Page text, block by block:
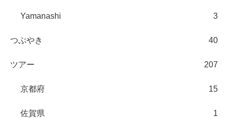
Yamanashi 3
つぶやき 40
ツアー 207
京都府 15
佐賀県 1